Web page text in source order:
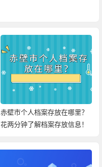
赤壁市个人档案存放在哪里？
花两分钟了解档案存放信息！